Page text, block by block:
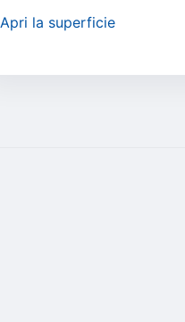
Apri la superficie